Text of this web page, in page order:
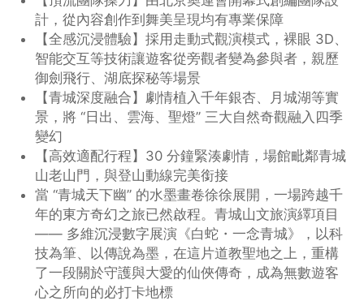
計，從內容創作到舞美呈現均有專業保障
【全感沉浸體驗】採用走動式觀演模式，裸眼 3D、
智能交互等技術讓遊客從旁觀者變為參與者，親歷
御劍飛行、湖底探秘等場景
【青城深度融合】劇情植入千年銀杏、月城湖等實
景，將 “日出、雲海、聖燈” 三大自然奇觀融入四季
變幻
【高效適配行程】30 分鐘緊湊劇情，場館毗鄰青城
山老山門，與登山動線完美銜接
當 “青城天下幽” 的水墨畫卷徐徐展開，一場跨越千
年的東方奇幻之旅已然啟程。青城山文旅演繹項目
—— 多維沉浸數字展演《白蛇・一念青城》，以科
技為筆、以傳說為墨，在這片道教聖地之上，重構
了一段關於守護與大愛的仙俠傳奇，成為無數遊客
心之所向的必打卡地標